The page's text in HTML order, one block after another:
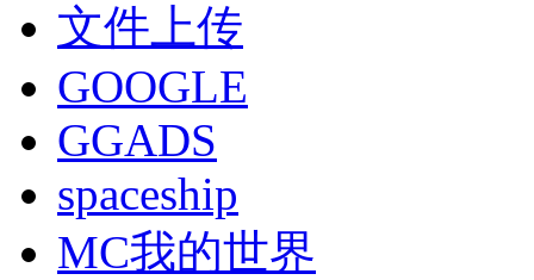
文件上传
GOOGLE
GGADS
spaceship
MC我的世界